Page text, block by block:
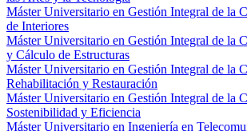
Máster Universitario en Gestión Integral de la
de Interiores
Máster Universitario en Gestión Integral de la
y Cálculo de Estructuras
Máster Universitario en Gestión Integral de la
Rehabilitación y Restauración
Máster Universitario en Gestión Integral de la
Sostenibilidad y Eficiencia
Máster Universitario en Ingeniería en